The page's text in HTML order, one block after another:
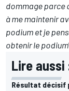
dommage parce
à me maintenir
podium et je
obtenir le
Lire aussi
Résultat décisif